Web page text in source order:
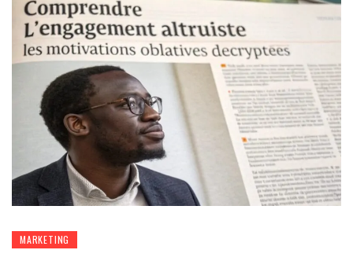
MARKETING